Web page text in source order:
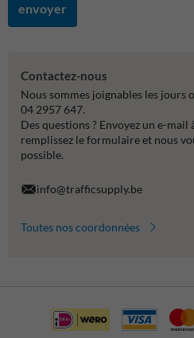
envoyer
Contactez-nous
Nous sommes joignables les jours
04 2957 647.
Des questions ? Envoyez un e-mail
remplissez le formulaire et nous
possible.
info@trafficsupply.be
Toutes nos coordonnées